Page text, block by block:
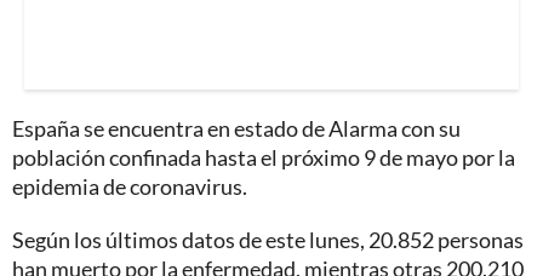
España se encuentra en estado de Alarma con su
población confinada hasta el próximo 9 de mayo por la
epidemia de coronavirus.
Según los últimos datos de este lunes, 20.852 personas
han muerto por la enfermedad, mientras otras 200.210